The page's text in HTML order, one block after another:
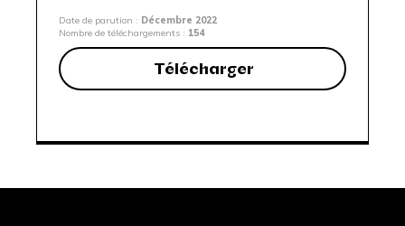
Date de parution : Décembre 2022
Nombre de téléchargements : 154
Télécharger